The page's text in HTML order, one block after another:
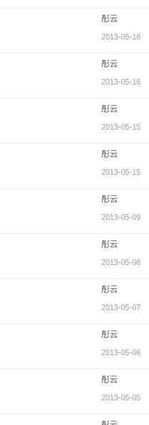
彤云
2013-05-18
彤云
2013-05-16
彤云
2013-05-15
彤云
2013-05-15
彤云
2013-05-09
彤云
2013-05-08
彤云
2013-05-07
彤云
2013-05-06
彤云
2013-05-05